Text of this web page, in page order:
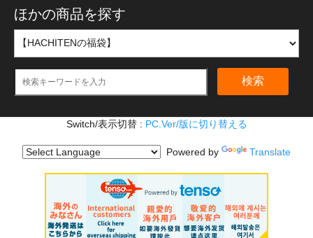
ほかの商品を探す
検索
Switch/表示切替 : PC.Ver/版に切り替える
Powered by Translate